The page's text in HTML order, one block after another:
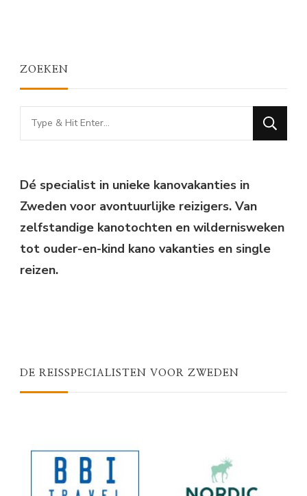
ZOEKEN
Looking
for
Dé specialist in unieke kanovakanties in
Zweden voor avontuurlijke reizigers. Van
zelfstandige kanotochten en wildernisweken
tot ouder-en-kind kano vakanties en single
reizen.
DE REISSPECIALISTEN VOOR ZWEDEN